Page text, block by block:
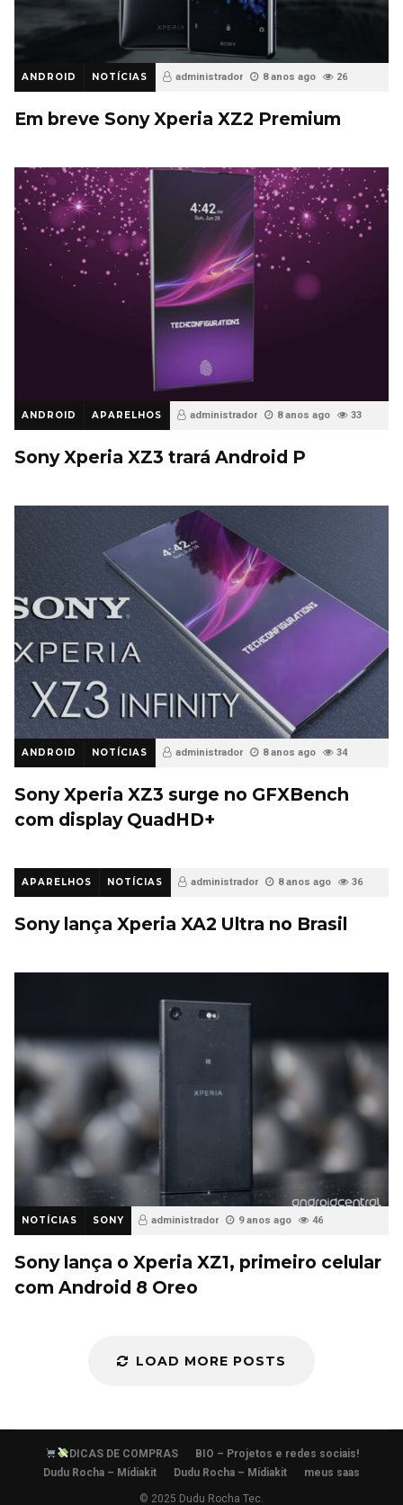
ANDROID NOTÍCIAS administrador 8 anos ago 26
Em breve Sony Xperia XZ2 Premium
ANDROID APARELHOS administrador 8 anos ago 33
Sony Xperia XZ3 trará Android P
ANDROID NOTÍCIAS administrador 8 anos ago 34
Sony Xperia XZ3 surge no GFXBench
com display QuadHD+
APARELHOS NOTÍCIAS administrador 8 anos ago 36
Sony lança Xperia XA2 Ultra no Brasil
NOTÍCIAS SONY administrador 9 anos ago 46
Sony lança o Xperia XZ1, primeiro celular
com Android 8 Oreo
LOAD MORE POSTS
DICAS DE COMPRAS
BIO – Projetos e redes sociais!
Dudu Rocha – Mídiakit
Dudu Rocha – Mídiakit meus saas
© 2025 Dudu Rocha Tec.